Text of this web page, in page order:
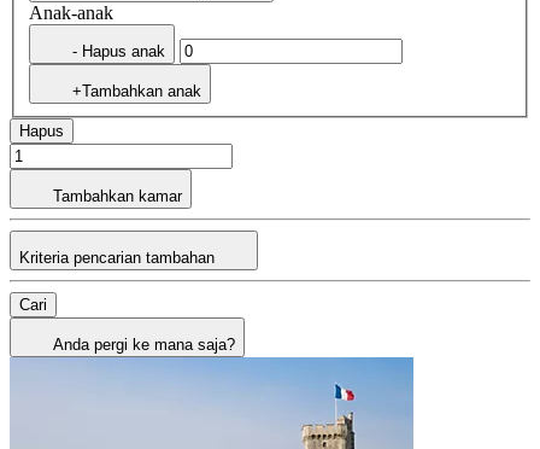
Anak-anak
- Hapus anak
+Tambahkan anak
Hapus
Tambahkan kamar
Kriteria pencarian tambahan
Cari
Anda pergi ke mana saja?